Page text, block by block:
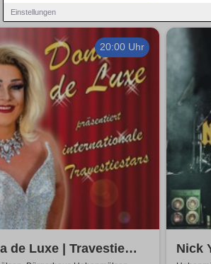
Einstellungen
20:00 Uhr
de Luxe | Travestie
Nick